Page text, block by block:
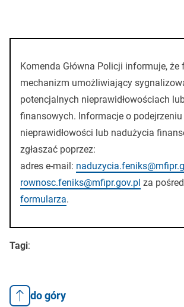
Komenda Główna Policji informuje, że
mechanizm umożliwiający
potencjalnych nieprawidłowościach
finansowych. Informacje o
nieprawidłowości lub nadużycia
zgłaszać poprzez:
adres e-mail:
rownosc.feniks@mfipr.gov.pl za
formularza.
Tagi:
do góry